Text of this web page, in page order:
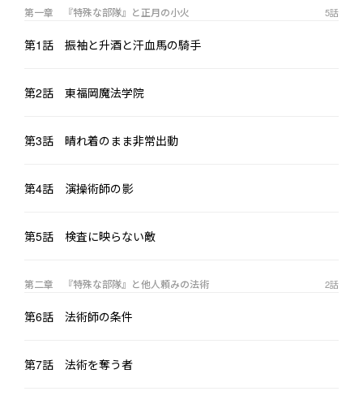
劣等感。
誰にでもある感情が少しずつ積み重なり、やがて犯罪へと変わっ
滅。
第一章 『特殊な部隊』と正月の小火 5話
第1話 振袖と升酒と汗血馬の騎手
第2話 東福岡魔法学院
第3話 晴れ着のまま非常出動
第4話 演操術師の影
第5話 検査に映らない敵
第二章 『特殊な部隊』と他人頼みの法術 2話
第6話 法術師の条件
第7話 法術を奪う者